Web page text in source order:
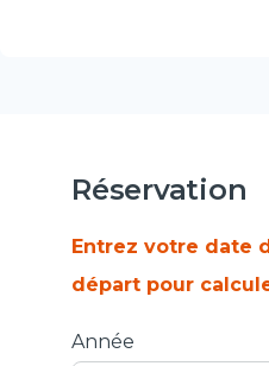
Réservation
Entrez votre date
départ pour
Année